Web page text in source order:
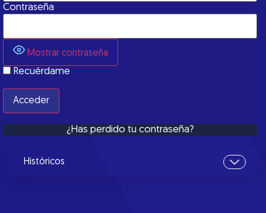
Contraseña
Mostrar contraseña
Recuérdame
¿Has perdido tu contraseña?
Históricos